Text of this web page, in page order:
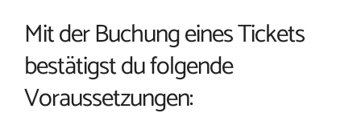
Mit der Buchung eines Tickets
bestätigst du folgende
Voraussetzungen: